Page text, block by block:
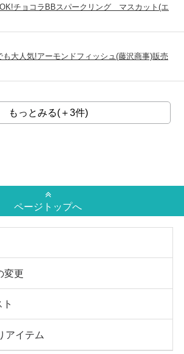
OK!チョコラBBスパークリング マスカット(エ
も大人気!アーモンドフィッシュ(藤沢商事)販売
もっとみる(＋3件)
ページトップへ
変更
アイテム